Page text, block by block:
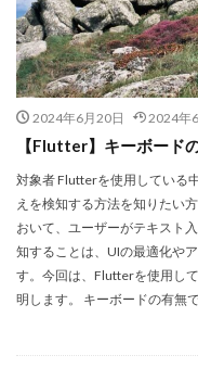
2024年6月20日 2024年
【Flutter】キーボード
対象者 Flutterを使用している
えを検知する方法を知りたい
おいて、ユーザーがテキスト
知することは、UIの最適化や
す。今回は、Flutterを使用し
明します。 キーボードの有無